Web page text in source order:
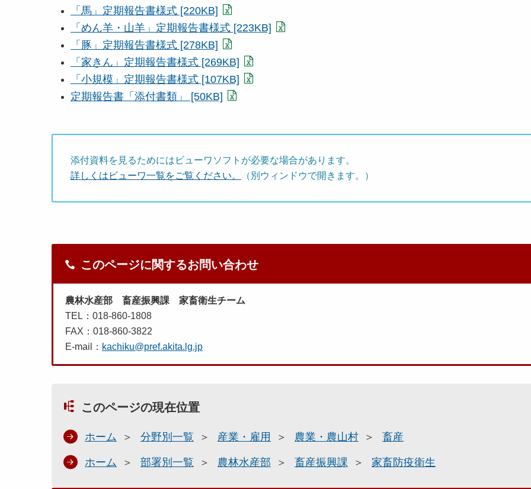
「馬」定期報告書様式 [220KB]
「めん羊・山羊」定期報告書様式 [223KB]
「豚」定期報告書様式 [278KB]
「家きん」定期報告書様式 [269KB]
「小規模」定期報告書様式 [107KB]
定期報告書「添付書類」 [50KB]
添付資料を見るためにはビューワソフトが必要な場合があります。
詳しくはビューワ一覧をご覧ください。
（別ウィンドウで開きます。）
このページに関するお問い合わせ
農林水産部 畜産振興課 家畜衛生チーム
TEL：018-860-1808
FAX：018-860-3822
E-mail： kachiku@pref.akita.lg.jp
このページの現在位置
ホーム 分野別一覧 産業・雇用 農業・農山村 畜産
ホーム 部署別一覧 農林水産部 畜産振興課 家畜防疫衛生